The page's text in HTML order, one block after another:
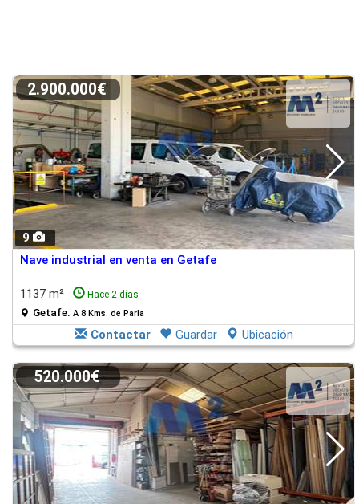
9
2.900.000€
Nave industrial en venta en Getafe
1137 m² Hace 2 días
Getafe. A 8 Kms. de Parla
Contactar Guardar Ubicación
520.000€